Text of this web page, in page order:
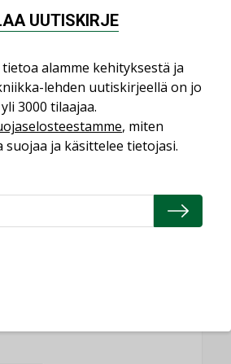
– uusin teknologia
säästää euroja
on vailla toimivaa
EPD-dokumenteista
UUTISKIRJE
alamme kehityksestä ja
lehden uutiskirjeellä on jo
yli 3000 tilaajaa.
, miten
suojaa ja käsittelee tietojasi.